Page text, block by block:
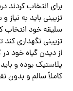
برای انتخاب
تزیینی باید به نیاز
سلیقه خود انتخاب
تزیینی نگهداری
از دیدن گیاه خود
پلاستیک بوده و
کاملاً سالم و بدون